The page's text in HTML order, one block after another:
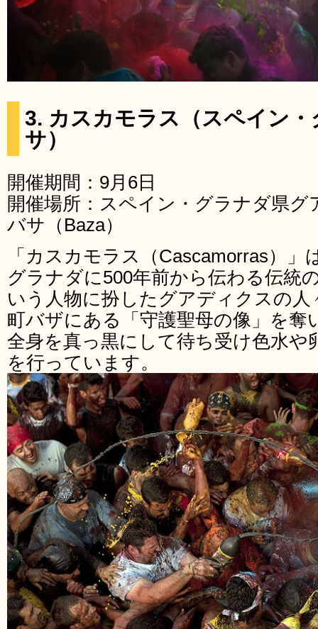
3. カスカモラス（スペイン
サ）
開催期間：9月6日
開催場所：スペイン・グラナダ県グ
バサ（Baza）
「カスカモラス（Cascamorras）
グラナダに500年前から伝わる伝統
いう人物に扮したグアディクスの
町バザにある「守護聖母の像」を奪
全身を真っ黒にして待ち受け色水や
を行っています。